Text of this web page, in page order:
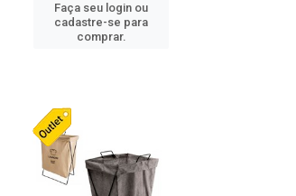
Faça seu login ou
cadastre-se para
comprar.